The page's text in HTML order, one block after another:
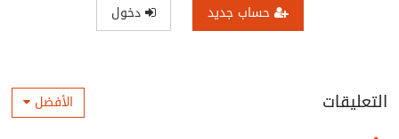
حساب جديد دخول
التعليقات الأفضل